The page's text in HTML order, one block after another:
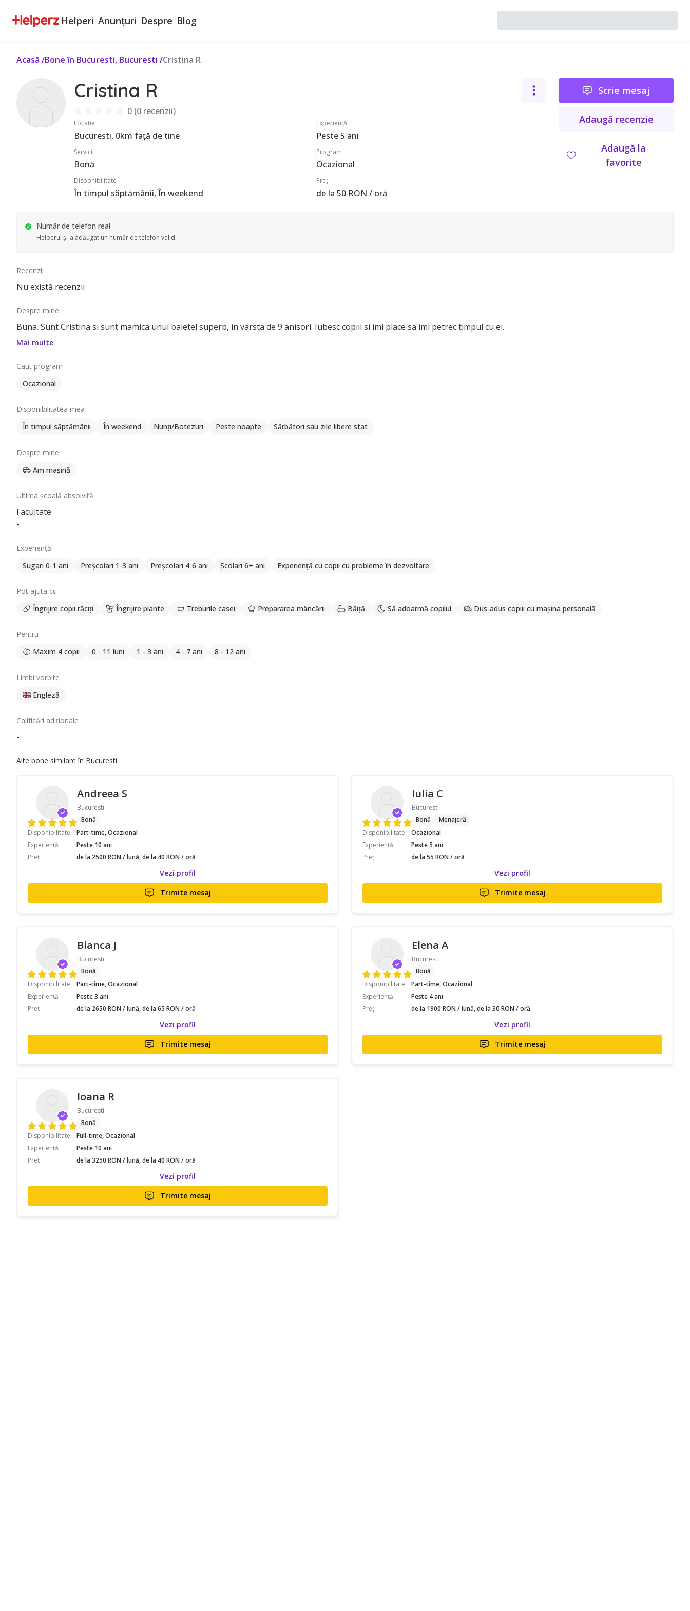
Helperi Anunțuri Despre Blog
Acasă /Bone în Bucuresti, Bucuresti /Cristina R
Cristina R
0(0 recenzii)
Locație
Bucuresti, 0km față de tine
Experiență
Peste 5 ani
Servicii
Bonă
Program
Ocazional
Disponibilitate
În timpul săptămânii, În weekend
Preț
de la 50 RON / oră
Scrie mesaj
Adaugă recenzie
Adaugă la
favorite
Număr de telefon real
Helperul și-a adăugat un număr de telefon valid
Recenzii
Nu există recenzii
Despre mine
Buna. Sunt Cristina si sunt mamica unui baietel superb, in varsta de 9 anisori. Iubesc copiii si imi place sa imi petrec timpul cu ei.
Mai multe
Caut program
Ocazional
Disponibilitatea mea
În timpul săptămânii
În weekend Nunți/Botezuri Peste noapte Sărbători sau zile libere stat
Despre mine
Am mașină
Ultima școală absolvită
Facultate
-
Experiență
Sugari 0-1 ani
Preșcolari 1-3 ani Preșcolari 4-6 ani Școlari 6+ ani Experiență cu copii cu probleme în dezvoltare
Pot ajuta cu
Îngrijire copii răciți
Îngrijire plante Treburile casei Prepararea mâncării Băiță Să adoarmă copilul Dus-adus copiii cu mașina personală
Pentru
Maxim 4 copii
0 - 11 luni 1 - 3 ani 4 - 7 ani 8 - 12 ani
Limbi vorbite
Engleză
Calificări adiționale
-
Alte bone similare în Bucuresti
Andreea S
Bucuresti
Bonă
Disponibilitate
Part-time, Ocazional
Experiență
Peste 10 ani
Preț
de la 2500 RON / lună, de la 40 RON / oră
Vezi profil
Trimite mesaj
Iulia C
Bucuresti
Bonă
Menajeră
Disponibilitate
Ocazional
Experiență
Peste 5 ani
Preț
de la 55 RON / oră
Vezi profil
Trimite mesaj
Bianca J
Bucuresti
Bonă
Disponibilitate
Part-time, Ocazional
Experiență
Peste 3 ani
Preț
de la 2650 RON / lună, de la 65 RON / oră
Vezi profil
Trimite mesaj
Elena A
Bucuresti
Bonă
Disponibilitate
Part-time, Ocazional
Experiență
Peste 4 ani
Preț
de la 1900 RON / lună, de la 30 RON / oră
Vezi profil
Trimite mesaj
Ioana R
Bucuresti
Bonă
Disponibilitate
Full-time, Ocazional
Experiență
Peste 10 ani
Preț
de la 3250 RON / lună, de la 40 RON / oră
Vezi profil
Trimite mesaj